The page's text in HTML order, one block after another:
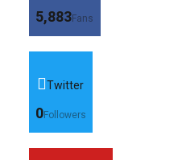
5,883Fans
Twitter
0Followers